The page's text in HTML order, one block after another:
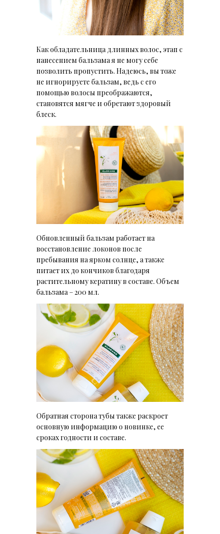
Как обладательница длинных волос, этап с
нанесением бальзама я не могу себе
позволить пропустить. Надеюсь, вы тоже
не игнорируете бальзам, ведь с его
помощью волосы преображаются,
становятся мягче и обретают здоровый
блеск.
Обновленный бальзам работает на
восстановление локонов после
пребывания на ярком солнце, а также
питает их до кончиков благодаря
растительному кератину в составе. Объем
бальзама – 200 мл.
Обратная сторона тубы также раскроет
основную информацию о новинке, ее
сроках годности и составе.